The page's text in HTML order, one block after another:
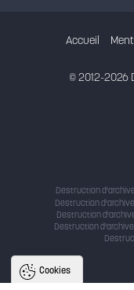
Accueil
© 2012-2026
Destruction
Destruction
Destruction
Destruction
Cookies